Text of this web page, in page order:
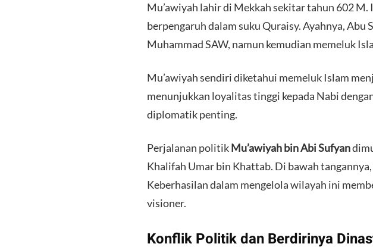
​Mu’awiyah lahir di Mekkah sekitar tahun 602
berpengaruh dalam suku Quraisy. Ayahnya,
Muhammad SAW, namun kemudian memeluk
​Mu’awiyah sendiri diketahui memeluk Islam
menunjukkan loyalitas tinggi kepada Nabi
diplomatik penting.
​Perjalanan politikMu’awiyah bin Abi Sufyan
Khalifah Umar bin Khattab. Di bawah
Keberhasilan dalam mengelola wilayah ini
visioner.
​Konflik Politik dan Berdirinya